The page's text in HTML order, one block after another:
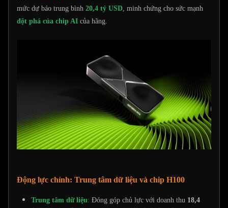
mức dự báo trung bình 20,4 tỷ USD, minh chứng cho sức mạnh
đột phá của chip AI của hãng.
Động lực chính: Trung tâm dữ liệu và chip H100
Trung tâm dữ liệu: Đóng góp chủ lực với doanh thu 18,4